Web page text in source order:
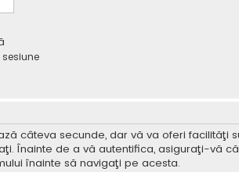
câteva secunde, dar vă va oferi facilităţi
Înainte de a vă autentifica, asiguraţi-vă
înainte să navigaţi pe acesta.